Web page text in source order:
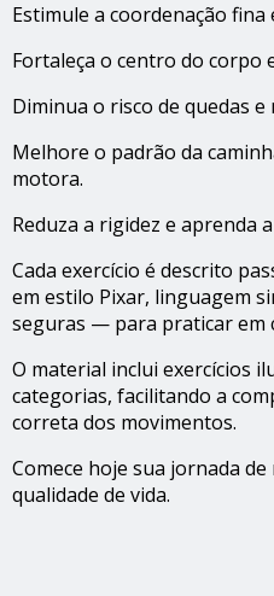
Estimule a coordenação fina
Fortaleça o centro do corpo
Diminua o risco de quedas
Melhore o padrão da
motora.
Reduza a rigidez e aprenda
Cada exercício é descrito
em estilo Pixar, linguagem
seguras — para praticar em
O material inclui exercícios
categorias, facilitando a
correta dos movimentos.
Comece hoje sua jornada
qualidade de vida.